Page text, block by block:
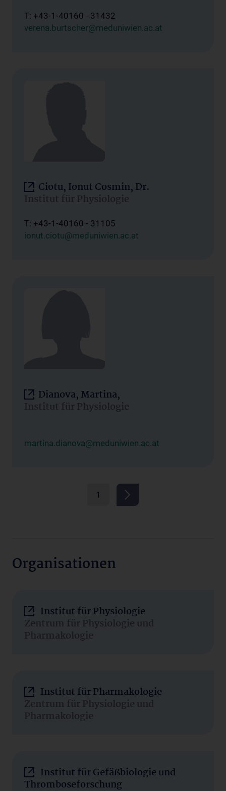
T: +43-1-40160 - 31432
verena.burtscher@meduniwien.ac.at
Ciotu, Ionut Cosmin, Dr.
Institut für Physiologie
T: +43-1-40160 - 31105
ionut.ciotu@meduniwien.ac.at
Dianova, Martina,
Institut für Physiologie
martina.dianova@meduniwien.ac.at
1
Organisationen
Institut für Physiologie
Zentrum für Physiologie und
Pharmakologie
Institut für Pharmakologie
Zentrum für Physiologie und
Pharmakologie
Institut für Gefäßbiologie und
Thromboseforschung